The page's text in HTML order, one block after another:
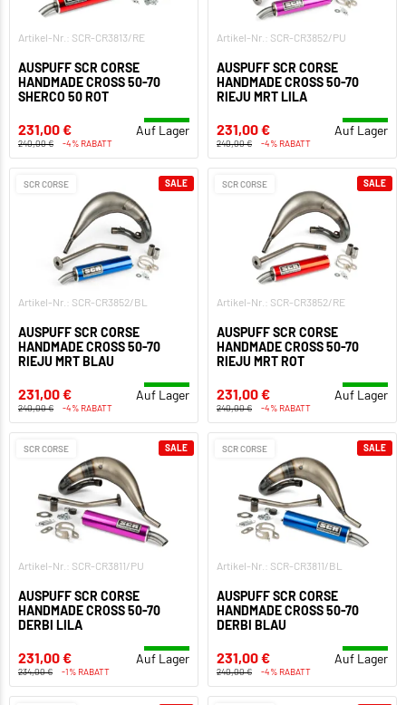
Artikel-Nr.: SCR-CR3813/RE
AUSPUFF SCR CORSE
HANDMADE CROSS 50-70
SHERCO 50 ROT
231,00 € Auf Lager
240,00 € -4% RABATT
Artikel-Nr.: SCR-CR3852/PU
AUSPUFF SCR CORSE
HANDMADE CROSS 50-70
RIEJU MRT LILA
231,00 € Auf Lager
240,00 € -4% RABATT
SCR CORSE
Artikel-Nr.: SCR-CR3852/BL
AUSPUFF SCR CORSE
HANDMADE CROSS 50-70
RIEJU MRT BLAU
231,00 € Auf Lager
240,00 € -4% RABATT
SALE SCR CORSE
Artikel-Nr.: SCR-CR3852/RE
AUSPUFF SCR CORSE
HANDMADE CROSS 50-70
RIEJU MRT ROT
231,00 € Auf Lager
240,00 € -4% RABATT
SALE
SCR CORSE
Artikel-Nr.: SCR-CR3811/PU
AUSPUFF SCR CORSE
HANDMADE CROSS 50-70
DERBI LILA
231,00 € Auf Lager
234,00 € -1% RABATT
SALE SCR CORSE
Artikel-Nr.: SCR-CR3811/BL
AUSPUFF SCR CORSE
HANDMADE CROSS 50-70
DERBI BLAU
231,00 € Auf Lager
240,00 € -4% RABATT
SALE